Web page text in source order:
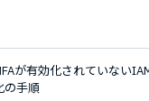
が有効化されていない
の手順